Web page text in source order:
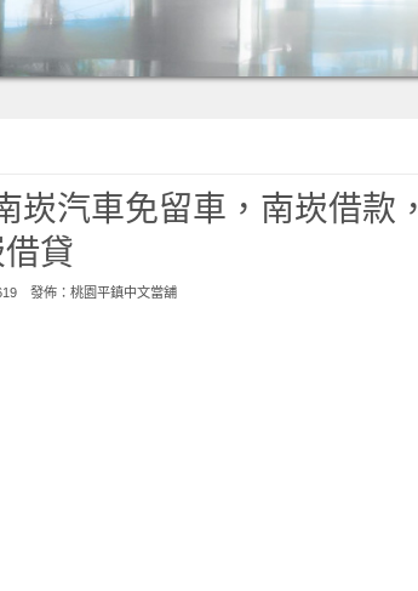
崁汽車免留車，南崁借款，
貸
發佈： 桃園平鎮中文當舖